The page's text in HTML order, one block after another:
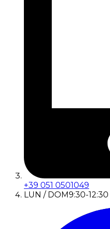
+39 051 0501049
LUN / DOM9:30-12:30